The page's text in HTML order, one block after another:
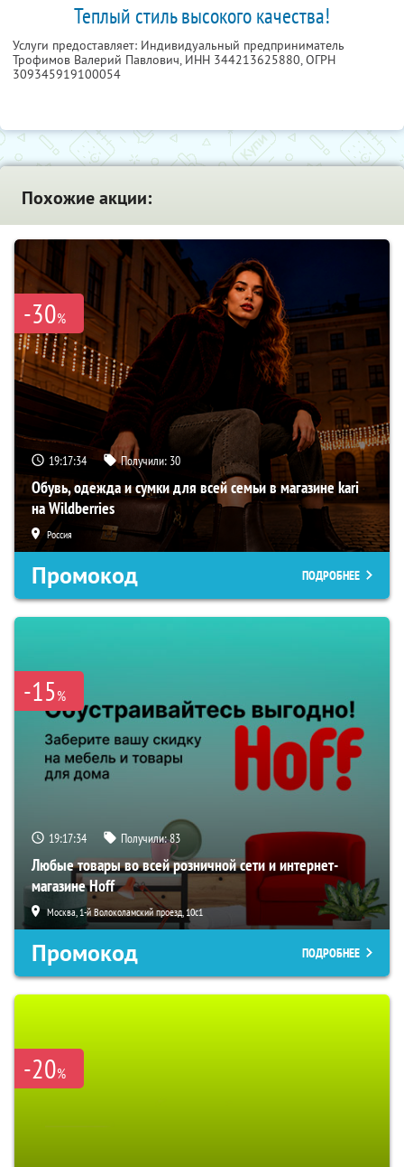
Теплый стиль высокого качества!
Услуги предоставляет: Индивидуальный предприниматель
Трофимов Валерий Павлович, ИНН 344213625880, ОГРН
309345919100054
Похожие акции:
-30%
19:17:33 Получили: 30
Обувь, одежда и сумки для всей семьи в магазине kari
на Wildberries
Россия
Промокод ПОДРОБНЕЕ
-15%
19:17:33 Получили:83
Любые товары во всей розничной сети и интернет-
магазине Hoff
Москва, 1-й Волоколамский проезд, 10с1
Промокод ПОДРОБНЕЕ
-20%